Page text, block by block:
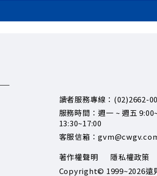
讀者服務專線：(02)2662-
服務時間：週一 ~ 週五
13:30~17:00
客服信箱：
著作權聲明
隱私權政策
Copyright© 1999~2026遠